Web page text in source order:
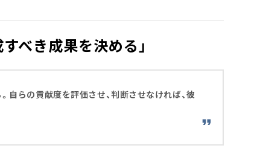
べき成果を決める」
自らの貢献度を評価させ、判断させなければ、彼